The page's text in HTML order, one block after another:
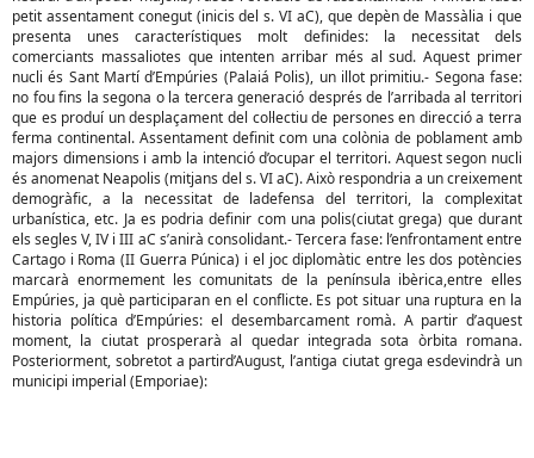
petit assentament conegut (inicis del s. VI aC), que depèn de Massàlia i que
presenta unes característiques molt definides: la necessitat dels
comerciants massaliotes que intenten arribar més al sud. Aquest primer
nucli és Sant Martí d’Empúries (Palaiá Polis), un illot primitiu.- Segona fase:
no fou fins la segona o la tercera generació després de l’arribada al territori
que es produí un desplaçament del col·lectiu de persones en direcció a terra
ferma continental. Assentament definit com una colònia de poblament amb
majors dimensions i amb la intenció d’ocupar el territori. Aquest segon nucli
és anomenat Neapolis (mitjans del s. VI aC). Això respondria a un creixement
demogràfic, a la necessitat de ladefensa del territori, la complexitat
urbanística, etc. Ja es podria definir com una polis(ciutat grega) que durant
els segles V, IV i III aC s’anirà consolidant.- Tercera fase: l’enfrontament entre
Cartago i Roma (II Guerra Púnica) i el joc diplomàtic entre les dos potències
marcarà enormement les comunitats de la península ibèrica,entre elles
Empúries, ja què participaran en el conflicte. Es pot situar una ruptura en la
historia política d’Empúries: el desembarcament romà. A partir d’aquest
moment, la ciutat prosperarà al quedar integrada sota òrbita romana.
Posteriorment, sobretot a partird’August, l’antiga ciutat grega esdevindrà un
municipi imperial (Emporiae):